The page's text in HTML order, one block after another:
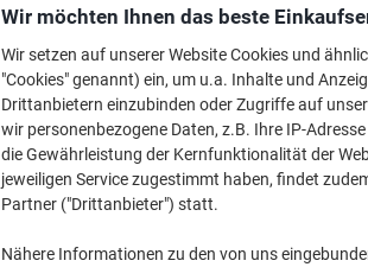
Wir möchten Ihnen das beste
Wir setzen auf unserer Website Cookies und
"Cookies" genannt) ein, um u.a. Inhalte und
Drittanbietern einzubinden oder Zugriffe auf
wir personenbezogene Daten, z.B. Ihre IP-
die Gewährleistung der Kernfunktionalität der
jeweiligen Service zugestimmt haben, findet
Partner ("Drittanbieter") statt.
Nähere Informationen zu den von uns